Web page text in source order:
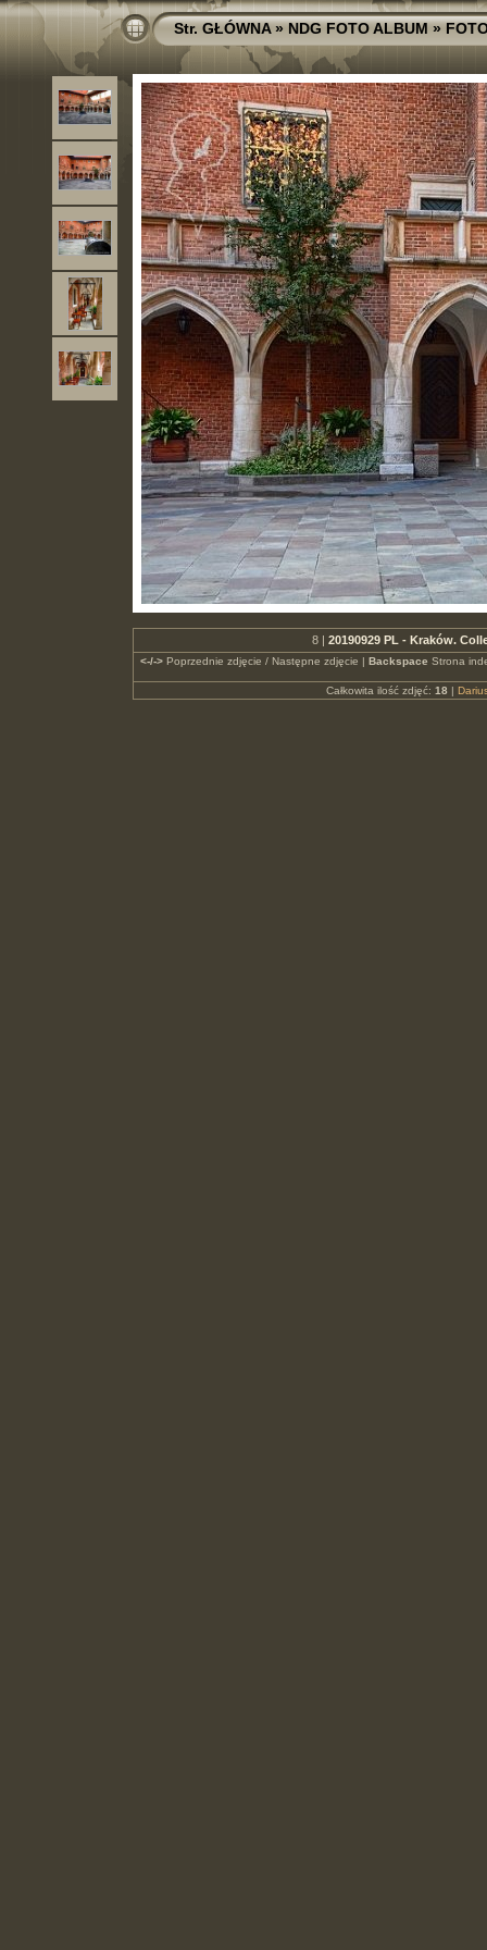
Str. GŁÓWNA»NDG FOTO ALBUM»
8 | 20190929 PL - Kraków.
<-/->Poprzednie zdjęcie / Następne zdjęcie | Backspace Strona
Całkowita ilość zdjęć: 18 |